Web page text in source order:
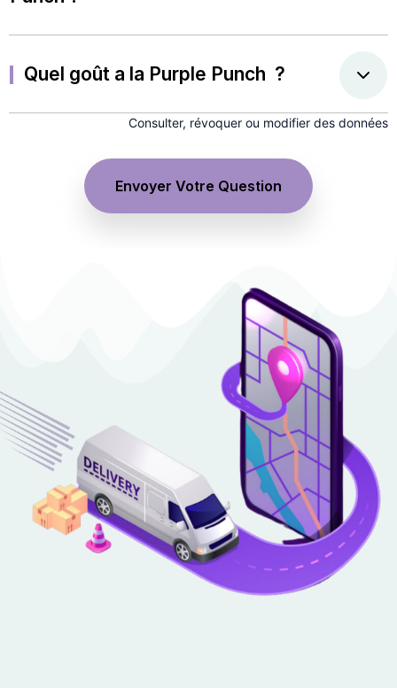
Quel goût a la Purple Punch ?
Consulter, révoquer ou modifier des données
Envoyer Votre Question